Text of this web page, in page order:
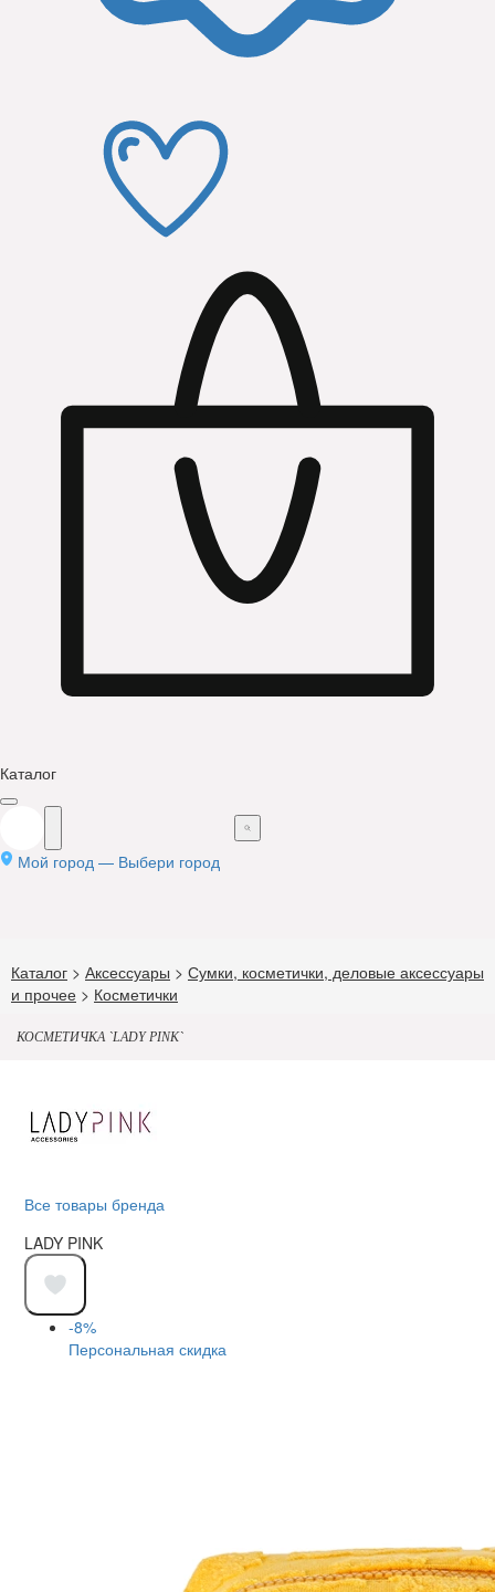
Каталог
Мой город — Выбери город
Каталог > Аксессуары > Сумки, косметички, деловые аксессуары
и прочее > Косметички
КОСМЕТИЧКА `LADY PINK`
Все товары бренда
LADY PINK
-8%
Персональная скидка